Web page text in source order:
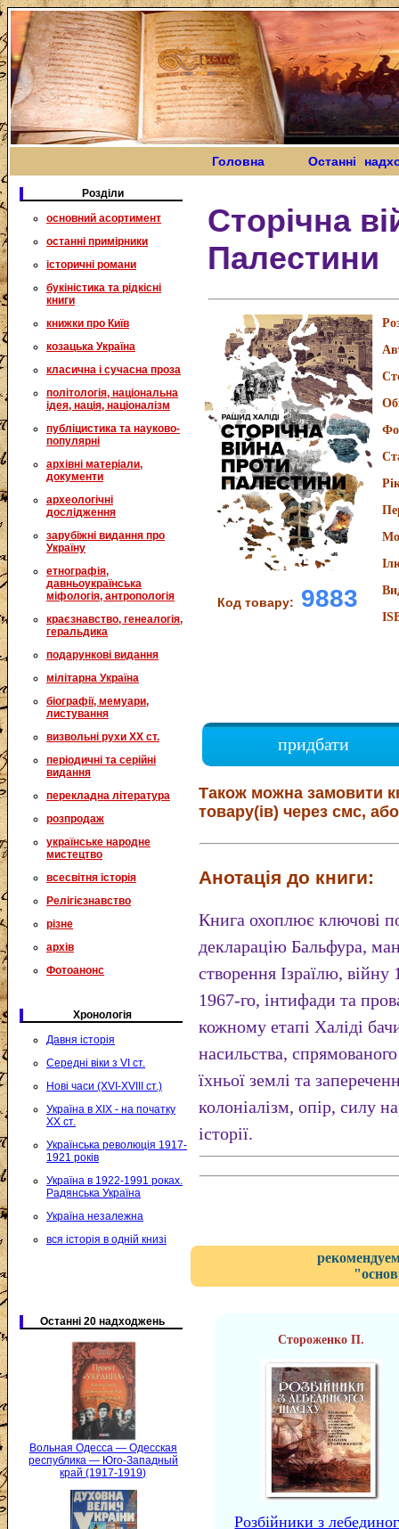
Головна Останні
Розділи
основний асортимент
останні примірники
історичні романи
букіністика та рідкісні
книги
книжки про Київ
козацька Україна
класична і сучасна проза
політологія, національна
ідея, нація, націоналізм
публіцистика та науково-
популярні
архівні матеріали,
документи
археологічні
дослідження
зарубіжні видання про
Україну
етнографія,
давньоукраїнська
міфологія, антропологія
краєзнавство, генеалогія,
геральдика
подарункові видання
мілітарна Україна
біографії, мемуари,
листування
визвольні рухи XX ст.
періодичні та серійні
видання
перекладна література
розпродаж
українське народне
мистецтво
всесвітня історія
Релігієзнавство
різне
архів
Фотоанонс
Хронологія
Давня історія
Середні віки з VI ст.
Нові часи (XVI-XVIII ст.)
Україна в XIX - на початку
XX ст.
Українська революція 1917-
1921 років
Україна в 1922-1991 роках.
Радянська Україна
Україна незалежна
вся історія в одній книзі
Останні 20 надходжень
Вольная Одесса — Одесская
республика — Юго-Западный
край (1917-1919)
Сторічна
Палестини
Код товару: 9883
придбати
Також можна замовити
товару(ів) через смс,
Анотація до книги:
Книга охоплює ключові
декларацію Бальфура,
створення Ізраїлю,
1967-го, інтифади та
кожному етапі Халiді
насильства,
їхньої землі та
колоніалізм, опір, силу
історії.
Стороженко П.
Розбійники з